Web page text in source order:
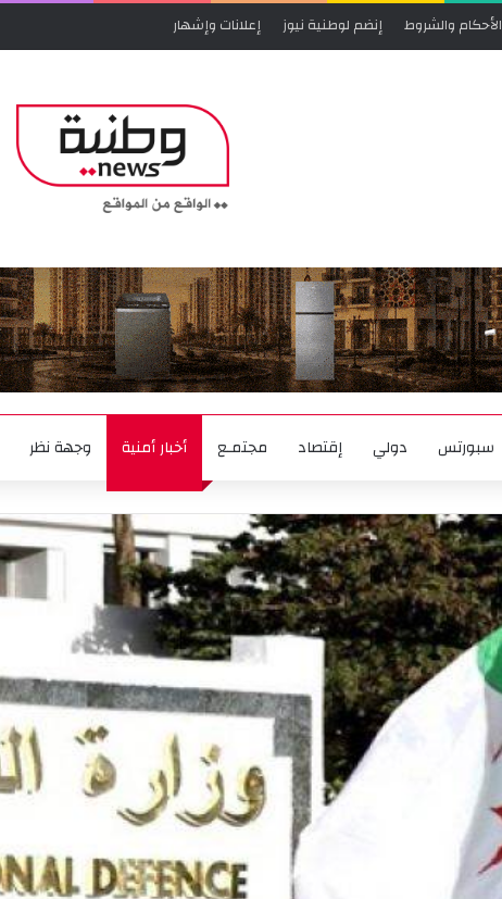
الأحكام والشروط إنضم لوطنية نيوز إعلانات وإشهار
سبورتس دولي إقتصاد مجتمـع أخبار أمنية وجهة نظر